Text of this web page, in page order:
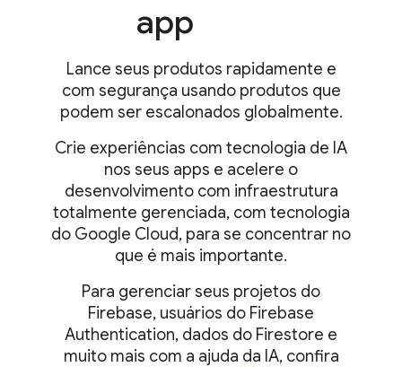
app
Lance seus produtos rapidamente e
com segurança usando produtos que
podem ser escalonados globalmente.
Crie experiências com tecnologia de IA
nos seus apps e acelere o
desenvolvimento com infraestrutura
totalmente gerenciada, com tecnologia
do Google Cloud, para se concentrar no
que é mais importante.
Para gerenciar seus projetos do
Firebase, usuários do Firebase
Authentication, dados do Firestore e
muito mais com a ajuda da IA, confira